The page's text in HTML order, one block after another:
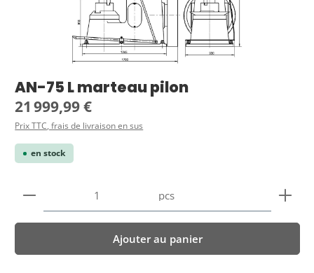
AN-75 L marteau pilon
Prix régulier :
21 999,99 €
Prix TTC, frais de livraison en sus
en stock
Quantité de produit : Entrez la quantité
pcs
Ajouter au panier